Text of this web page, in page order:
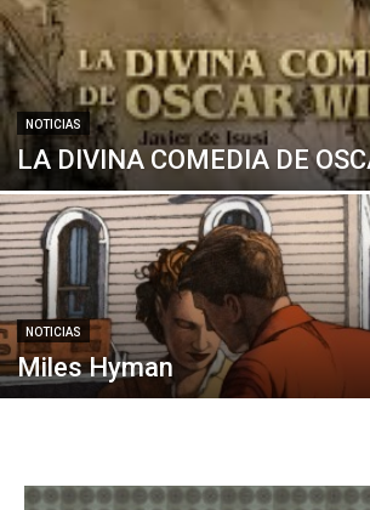
NOTICIAS
LA DIVINA COMEDIA DE
NOTICIAS
Miles Hyman